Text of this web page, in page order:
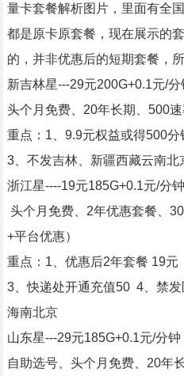
量卡套餐解析图片，里面有全
都是原卡原套餐，现在展示的
的，并非优惠后的短期套餐，
新吉林星---29元200G+0.1元/
头个月免费、20年长期、500
重点：1、9.9元权益或得500
3、不发吉林、新疆西藏云南
浙江星----19元185G+0.1
头个月免费、2年优惠套餐、
+平台优惠）
重点：1、优惠后2年套餐 19
3、快递处开通充值50 4、禁
海南北京
山东星---29元185G+0.1元/分
自助选号、头个月免费、20年